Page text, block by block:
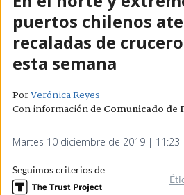
puertos chilenos
recaladas de
esta semana
PorVerónica Reyes
Con información de Comunicado de
Martes 10 diciembre de 2019 | 11:23
Seguimos criterios de